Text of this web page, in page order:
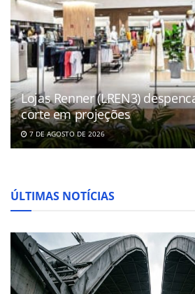
Lojas Renner (LREN3)
corte em projeções
7 DE AGOSTO DE 2026
ÚLTIMAS NOTÍCIAS